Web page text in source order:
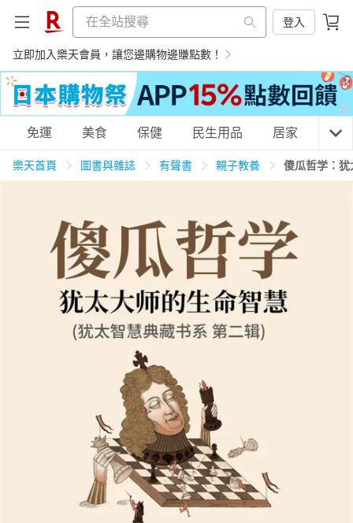
登入
立即加入樂天會員，讓您邊購物邊賺點數！
購物網分類
居家生活 3C家電 運動休閒
電子/紙本書
HOT
免運 美食 保健 民生用品 居家 3C
樂天首頁 圖書與雜誌 有聲書 親子教養 傻瓜哲学：